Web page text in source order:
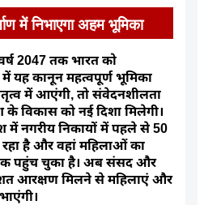
में निभाएगा अहम भूमिका
2047 तक भारत को
यह कानून महत्वपूर्ण भूमिका
में आएंगी, तो संवेदनशीलता
विकास को नई दिशा मिलेगी।
में नगरीय निकायों में पहले से 50
रहा है और वहां महिलाओं का
तक पहुंच चुका है। अब संसद और
आरक्षण मिलने से महिलाएं और